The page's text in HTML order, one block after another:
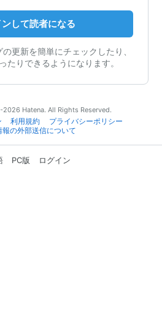
ンして読者になる
更新を簡単にチェックしたり、
たりできるようになります。
Hatena. All Rights Reserved.
利用規約
プライバシーポリシー
報の外部送信について
PC版 ログイン